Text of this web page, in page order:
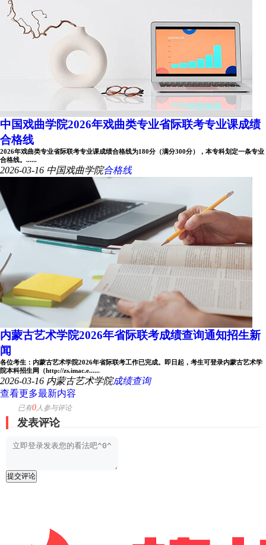
中国戏曲学院2026年戏曲类专业省际联考专业课成绩
合格线
2026年戏曲类专业省际联考专业课成绩合格线为180分（满分300分），本专科划定一条专业
合格线。......
2026-03-16 中国戏曲学院合格线
内蒙古艺术学院2026年省际联考成绩查询通知招生新
闻
各位考生：内蒙古艺术学院2026年省际联考工作已完成。即日起，考生可登录内蒙古艺术学
院本科招生网（http://zs.imac.e......
2026-03-16 内蒙古艺术学院成绩查询
查看更多最新内容
已有0人参与评论
发表评论
提交评论